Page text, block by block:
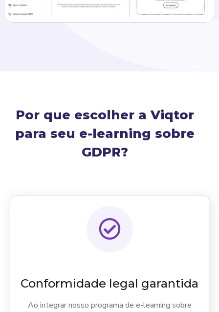
Por que escolher a Viqtor
para seu e-learning sobre
GDPR?
Conformidade legal garantida
Ao integrar nosso programa de e-learning sobre